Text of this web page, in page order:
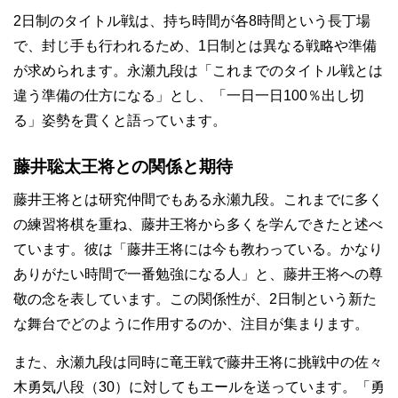
2日制のタイトル戦は、持ち時間が各8時間という長丁場
で、封じ手も行われるため、1日制とは異なる戦略や準備
が求められます。永瀬九段は「これまでのタイトル戦とは
違う準備の仕方になる」とし、「一日一日100％出し切
る」姿勢を貫くと語っています。
藤井聡太王将との関係と期待
藤井王将とは研究仲間でもある永瀬九段。これまでに多く
の練習将棋を重ね、藤井王将から多くを学んできたと述べ
ています。彼は「藤井王将には今も教わっている。かなり
ありがたい時間で一番勉強になる人」と、藤井王将への尊
敬の念を表しています。この関係性が、2日制という新た
な舞台でどのように作用するのか、注目が集まります。
また、永瀬九段は同時に竜王戦で藤井王将に挑戦中の佐々
木勇気八段（30）に対してもエールを送っています。「勇